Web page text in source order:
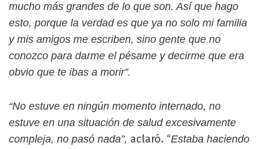
mucho más grandes de lo que son. Así que hago
esto, porque la verdad es que ya no solo mi familia
y mis amigos me escriben, sino gente que no
conozco para darme el pésame y decirme que era
obvio que te ibas a morir”.
“No estuve en ningún momento internado, no
estuve en una situación de salud excesivamente
compleja, no pasó nada”, aclaró. “Estaba haciendo